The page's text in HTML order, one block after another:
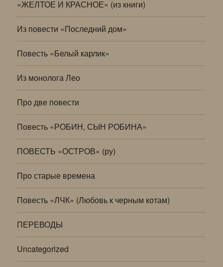
«ЖЕЛТОЕ И КРАСНОЕ» (из книги)
Из повести «Последний дом»
Повесть «Белый карлик»
Из монолога Лео
Про две повести
Повесть «РОБИН, СЫН РОБИНА»
ПОВЕСТЬ «ОСТРОВ» (ру)
Про старые времена
Повесть «ЛЧК» (Любовь к черным котам)
ПЕРЕВОДЫ
Uncategorized